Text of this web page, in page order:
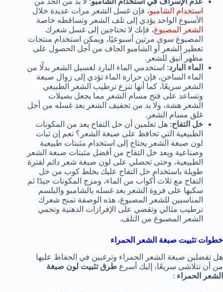
استخدام الشامبو، فإن غسل الشعر مرات عديدة خلال
الأسبوع الواحد يؤدي إلى تلف الشعر وتساقطه خاصة
الشعر المصبوغ، فإنك لا تحتاجين إلى غسل شعرك
المصبوغ سوى مرتين أسبوعيًا، ويمكن استخدام منتجات
تعطير الشعر أو الشامبو الجاف من أجل الحصول على
مظهر أنيق للشعر.
الماء البارد: استخدمي الماء البارد لغسيل الشعر بدلًا من
الماء الساخن، فإن حرارة الماء تؤدي إلى زوال صبغة
الشعر سريعًا، كما أنها تنزع ترطيب الشعر الطبيعي
وتساعد على فتح مسام الشعر مما يجعل بصيلات
الشعر هشة، ولا بد من تجفيف الشعر بعد غسله من أجل
غلق مسام الشعر.
خل التفاح: هل تعلمين أن خل التفاح يعد من المكونات
الطبيعية التي تحافظ على صبغة الشعر؟ نعم إن ثبات
لون صبغة الشعر يحتاج إلى استخدام مثبتات طبيعية
وصناعية ويعد خل التفاح من أفضل مثبتات صبغة الشعر
الطبيعية، وحتى تحصلي على لون صبغة شعر دائم لفترة
طويلة باستخدام خل التفاح عليك بخلط كوب من خل
التفاح مع ثلاث أكواب من الماء، ومزج المكونات جيدًا ثم
سكبها على فروة الشعر بعد غسله بالشامبو والبلسم
المناسبين للشعر المصبوغ، هذه الوصفة تمنح شعرك
ترطيب مثالي وتقضي على الإفرازات الدهنية وتحمي
الشعر المصبوغ من التلف.
خطوات تثبيت صبغة الشعر الحمراء
هل تفضلين صبغة الشعر الحمراء وترغبين في الحفاظ عليها
من أن تتلاشى سريعًا، إليك أسرع طرق تثبيت لون صبغة
الشعر الحمراء :